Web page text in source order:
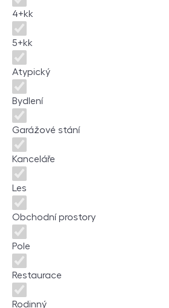
4+kk
5+kk
Atypický
Bydlení
Garážové stání
Kanceláře
Les
Obchodní prostory
Pole
Restaurace
Rodinný